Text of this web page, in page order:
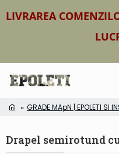
LIVRAREA
GRADE MApN | EPOLETI SI
Drapel semirotund